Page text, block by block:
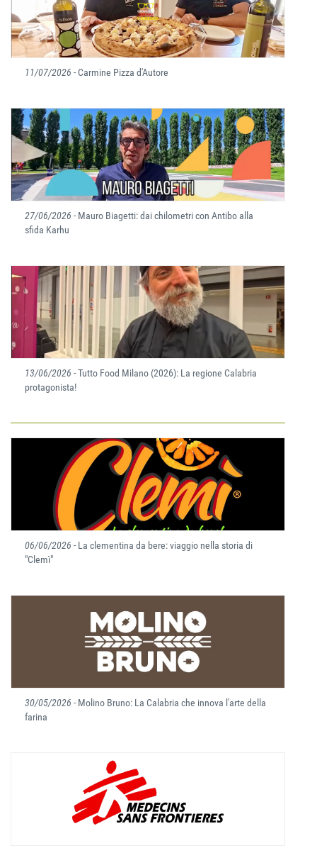
11/07/2026 - Carmine Pizza d'Autore
27/06/2026 - Mauro Biagetti: dai chilometri con Antibo alla
sfida Karhu
13/06/2026 - Tutto Food Milano (2026): La regione Calabria
protagonista!
06/06/2026 - La clementina da bere: viaggio nella storia di
"Clemì"
30/05/2026 - Molino Bruno: La Calabria che innova l'arte della
farina